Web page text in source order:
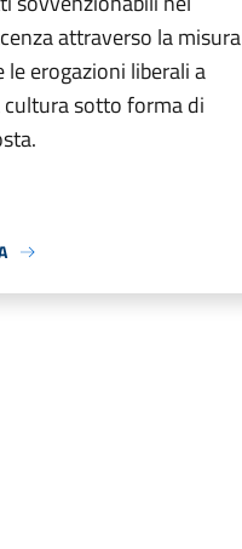
attraverso la misura
erogazioni liberali a
sotto forma di